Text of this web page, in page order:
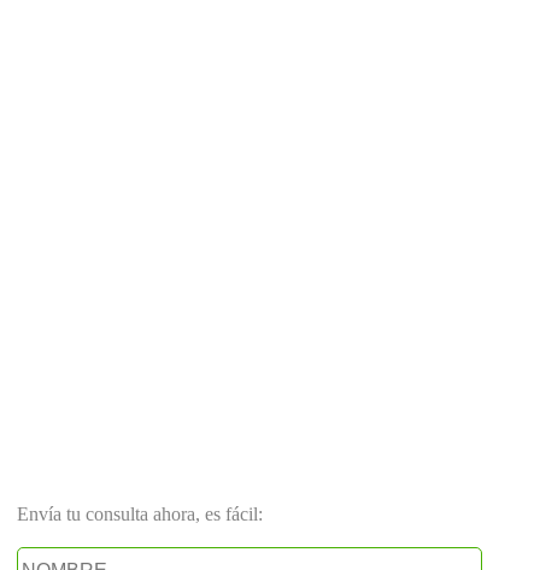
Envía tu consulta ahora, es fácil: